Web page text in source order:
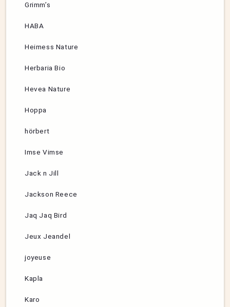
Grimm’s
HABA
Heimess Nature
Herbaria Bio
Hevea Nature
Hoppa
hörbert
Imse Vimse
Jack n Jill
Jackson Reece
Jaq Jaq Bird
Jeux Jeandel
joyeuse
Kapla
Karo